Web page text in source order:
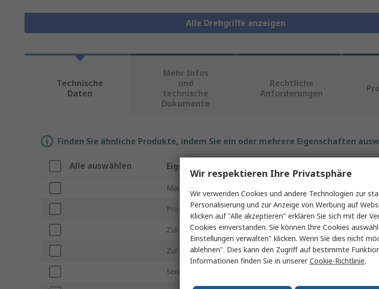
Alle Drehgriffe anzeigen
Technische
Daten
Mehr Infos
und
technische
Dokumente
Rechtliche
Anforderungen
Finden Sie ähnliche Produkte, indem Sie ein oder mehrere Eigenschaften
Alle auswählen Eigenschaft
Marke
Produkt Typ Drehgriff
Zubehörtyp
Zur Verwendung mit
Serie
Wir respektieren Ihre Privatsphäre
Wir verwenden Cookies und andere Technologien zur
Personalisierung und zur Anzeige von Werbung auf
Klicken auf "Alle akzeptieren" erklären Sie sich mit der
Cookies einverstanden. Sie können Ihre Cookies
Einstellungen verwalten" klicken. Wenn Sie dies nicht
ablehnen". Dies kann den Zugriff auf bestimmte
Informationen finden Sie in unsererCookie-Richtlinie.